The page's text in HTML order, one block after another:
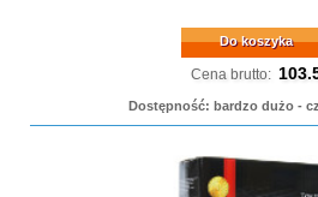
Do koszyka
Cena brutto:
Dostępność: bardzo dużo -